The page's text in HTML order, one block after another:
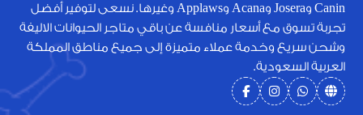
Canin وJosera وAcana وApplaws وغيرها. نسعى لتوفير أفضل
تجربة تسوق مع أسعار منافسة عن باقي متاجر الحيوانات الاليفة
وشحن سريع وخدمة عملاء متميزة إلى جميع مناطق المملكة
العربية السعودية.